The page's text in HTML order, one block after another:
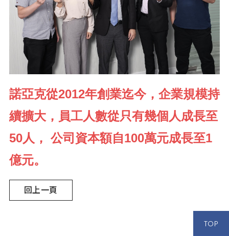
諾亞克從2012年創業迄今，企業規模持
續擴大，員工人數從只有幾個人成長至
50人， 公司資本額自100萬元成長至1
億元。
回上一頁
TOP